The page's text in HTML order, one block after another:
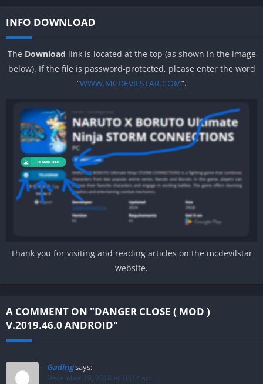
INFO DOWNLOAD
The Download link is located at the top (as shown in the image
below). If the file is password-protected, please enter the word
“WWW.MCDEVILSTAR.COM“.
Thank you for visiting and reading articles on the mcdevilstar
website.
A COMMENT ON "DANGER CLOSE ( MOD )
V.2019.46.0 ANDROID"
Gadingsays:
December 19, 2018 at 10:14 am